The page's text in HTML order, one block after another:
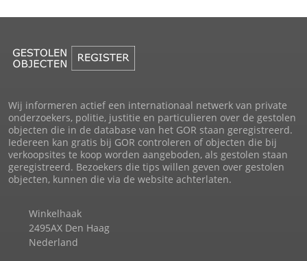
Wij informeren actief een internationaal netwerk van private
onderzoekers, politie, justitie en particulieren over de gestolen
objecten die in de database van het GOR staan geregistreerd.
Iedereen kan gratis bij GOR controleren of objecten die bij
verkoopsites te koop worden aangeboden, als gestolen staan
geregistreerd. Bezoekers die tips willen geven over gestolen
objecten, kunnen die via de website achterlaten.
Winkelhaak
2495AX Den Haag
Nederland